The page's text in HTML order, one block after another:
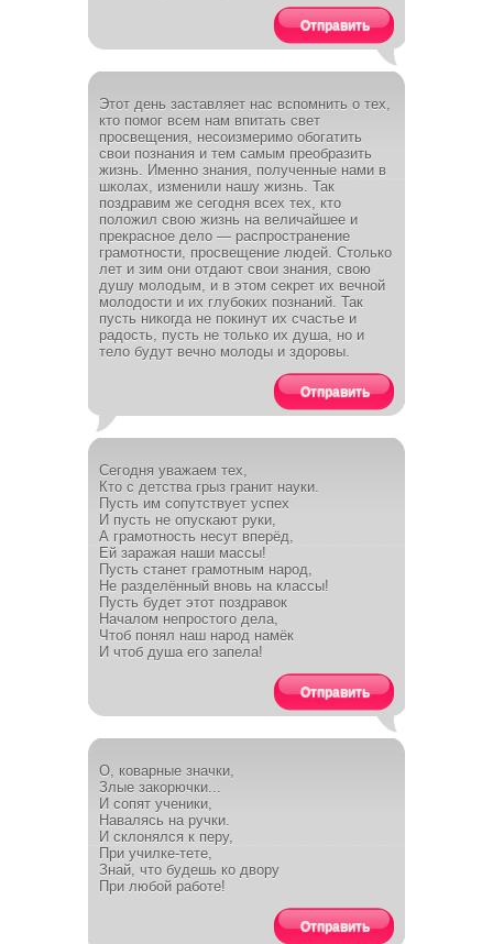
Отправить
Этот день заставляет нас вспомнить о тех,
кто помог всем нам впитать свет
просвещения, несоизмеримо обогатить
свои познания и тем самым преобразить
жизнь. Именно знания, полученные нами в
школах, изменили нашу жизнь. Так
поздравим же сегодня всех тех, кто
положил свою жизнь на величайшее и
прекрасное дело — распространение
грамотности, просвещение людей. Столько
лет и зим они отдают свои знания, свою
душу молодым, и в этом секрет их вечной
молодости и их глубоких познаний. Так
пусть никогда не покинут их счастье и
радость, пусть не только их душа, но и
тело будут вечно молоды и здоровы.
Отправить
Сегодня уважаем тех,
Кто с детства грыз гранит науки.
Пусть им сопутствует успех
И пусть не опускают руки,
А грамотность несут вперёд,
Ей заражая наши массы!
Пусть станет грамотным народ,
Не разделённый вновь на классы!
Пусть будет этот поздравок
Началом непростого дела,
Чтоб понял наш народ намёк
И чтоб душа его запела!
Отправить
О, коварные значки,
Злые закорючки...
И сопят ученики,
Навалясь на ручки.
И склонялся к перу,
При училке-тете,
Знай, что будешь ко двору
При любой работе!
Отправить